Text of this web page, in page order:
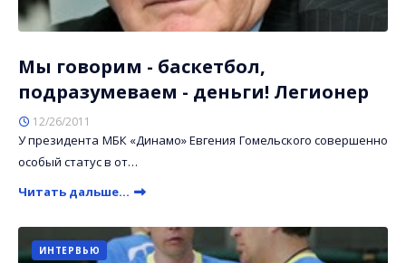
Мы говорим - баскетбол,
подразумеваем - деньги! Легионер
12/26/2011
У президента МБК «Динамо» Евгения Гомельского совершенно
особый статус в от…
Читать дальше...
ИНТЕРВЬЮ